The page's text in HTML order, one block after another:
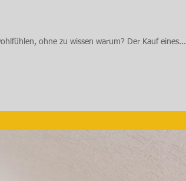
ohne zu wissen warum? Der Kauf eines...